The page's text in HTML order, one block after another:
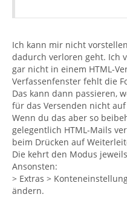
Ich kann mir nicht
dadurch verloren geht. Ich
gar nicht in einem HTML-
Verfassenfenster fehlt die
Das kann dann passieren,
für das Versenden nicht
Wenn du das aber so
gelegentlich HTML-Mails
beim Drücken auf
Die kehrt den Modus
Ansonsten:
> Extras >
ändern.